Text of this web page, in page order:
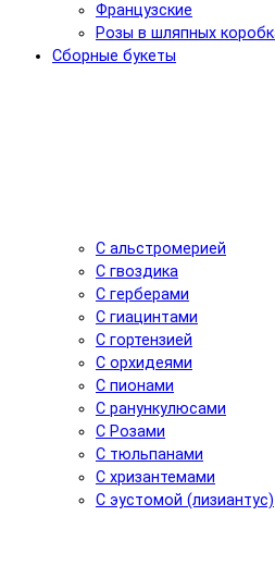
Французские
Розы в шляпных
Сборные букеты
С альстромерией
С гвоздика
С герберами
С гиацинтами
С гортензией
С орхидеями
С пионами
С ранункулюсами
С Розами
С тюльпанами
С хризантемами
С эустомой (лизиантус)